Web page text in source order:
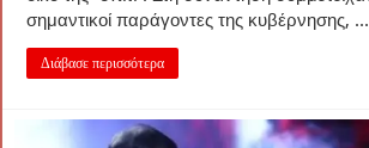
σημαντικοί παράγοντες της κυβέρνησης, ...
Διάβασε περισσότερα